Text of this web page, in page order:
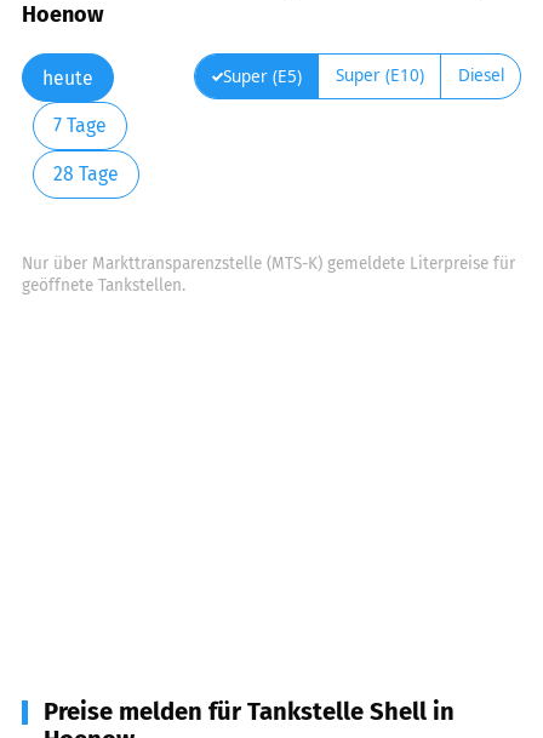
Hoenow
heute
7 Tage
28 Tage
Super (E5) Super (E10) Diesel
Nur über Markttransparenzstelle (MTS-K) gemeldete Literpreise für
geöffnete Tankstellen.
Preise melden für Tankstelle Shell in